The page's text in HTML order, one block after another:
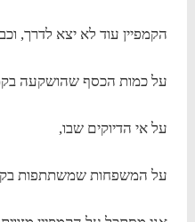
הקמפיין עוד לא יצא לדרך,
על כמות הכסף שהושקעה בקמפיין (5
על אי הדיוקים שבו,
על המשפחות שמשתתפות